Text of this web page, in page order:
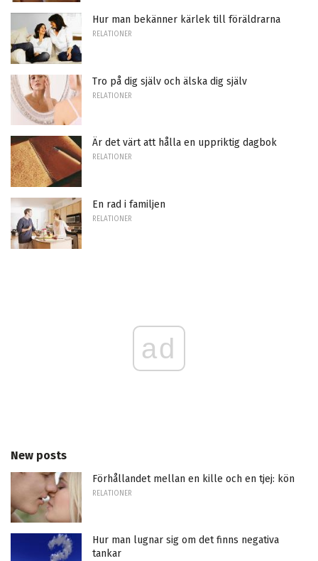
Hur man bekänner kärlek till föräldrarna
RELATIONER
Tro på dig själv och älska dig själv
RELATIONER
Är det värt att hålla en uppriktig dagbok
RELATIONER
En rad i familjen
RELATIONER
ad
New posts
Förhållandet mellan en kille och en tjej: kön
RELATIONER
Hur man lugnar sig om det finns negativa
tankar